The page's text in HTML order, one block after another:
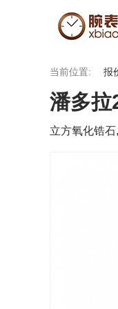
当前位置: 报
潘多拉
立方氧化锆石